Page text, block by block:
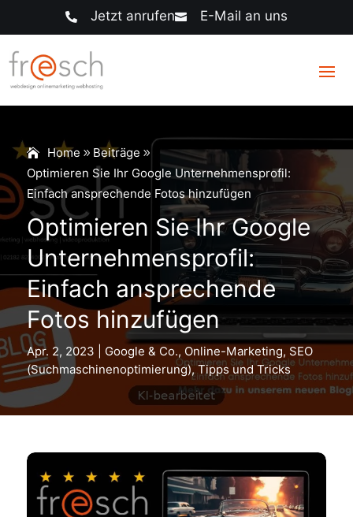
 Jetzt anrufen E-Mail an uns
Home
Beiträge
Optimieren Sie Ihr Google Unternehmensprofil:
Einfach ansprechende Fotos hinzufügen
Optimieren Sie Ihr Google
Unternehmensprofil:
Einfach ansprechende
Fotos hinzufügen
Apr. 2, 2023 Google & Co., Online-Marketing, SEO
(Suchmaschinenoptimierung),Tipps und Tricks